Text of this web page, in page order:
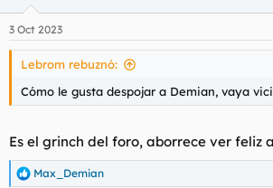
e
s
3 Oct 2023
Lebrom rebuznó:
Cómo le gusta despojar a Demian, vaya
Es el grinch del foro, aborrece ver feliz
R
Max_Demian